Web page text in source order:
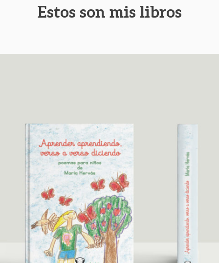
Estos son mis libros